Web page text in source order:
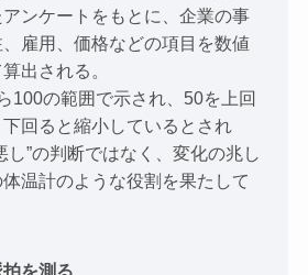
ンケートをもとに、企業の事
雇用、価格などの項目を数値
出される。
100の範囲で示され、50を上回
回ると縮小しているとされ
し”の判断ではなく、変化の兆し
温計のような役割を果たして